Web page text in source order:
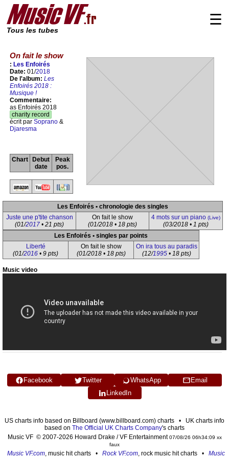
Tous les tubes
☰
On fait le show
: Les Enfoirés
Date: 01/2018
De l'album: Les
Enfoirés 2018 :
Musique !
Commentaire:
as Enfoirés 2018
charity record
écrit par Soprano &
Djaresma
Chart
Debut
date
Peak
pos.
Les Enfoirés • chronologie des singles
Juste une p'tite chanson
(01/2017 • 21 pts)
On fait le show
(01/2018 • 18 pts)
4 mots sur un piano (Live)
(03/2018 • 1 pts)
Les Enfoirés • singles par points
Liberté
(01/2016 • 9 pts)
On fait le show
(01/2018 • 18 pts)
On ira tous au paradis
(12/1995• 18 pts)
Music video
Facebook Twitter WhatsApp
Email
LinkedIn
US charts info based on Billboard (www.billboard.com) charts • UK charts info
based on The Official UK Charts Company's charts
Music VF © 2007-2026 Howard Drake / VF Entertainment07/08/26 06h34:09 xx
faux
Music VF.com, music hit charts • Rock VF.com, rock music hit charts • Music